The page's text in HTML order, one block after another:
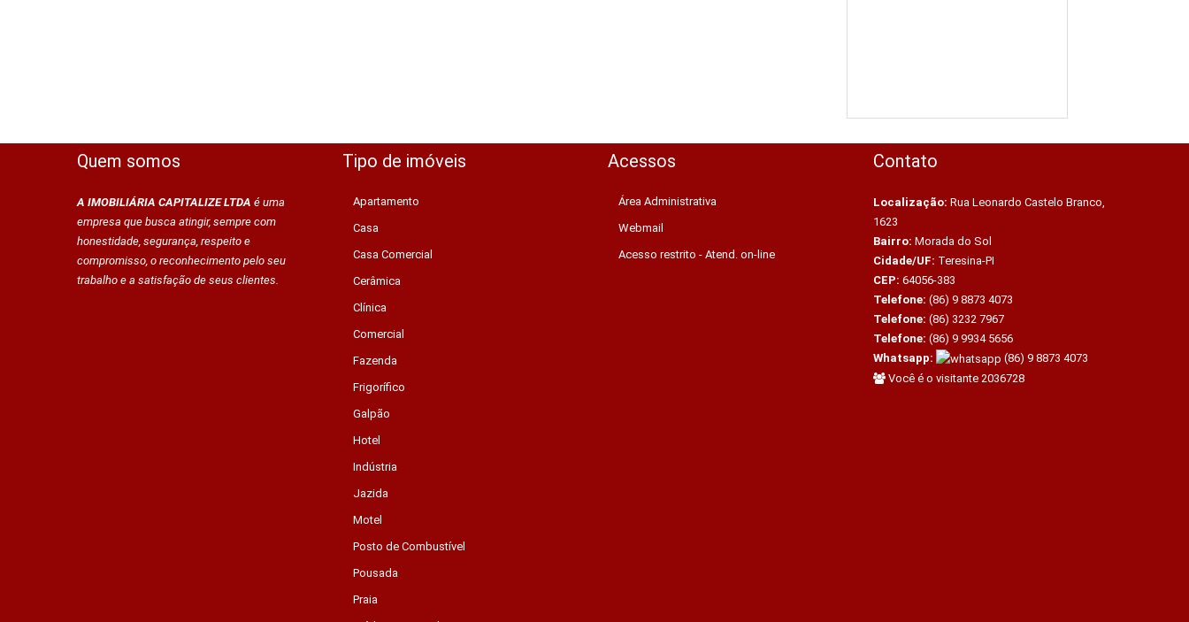
Quem somos
A IMOBILIÁRIA CAPITALIZE LTDA é uma
empresa que busca atingir, sempre com
honestidade, segurança, respeito e
compromisso, o reconhecimento pelo seu
trabalho e a satisfação de seus clientes.
Tipo de imóveis
Apartamento
Casa
Casa Comercial
Cerâmica
Clínica
Comercial
Fazenda
Frigorífico
Galpão
Hotel
Indústria
Jazida
Motel
Posto de Combustível
Pousada
Praia
Acessos
Área Administrativa
Webmail
Acesso restrito - Atend. on-line
Contato
Localização: Rua Leonardo Castelo Branco,
1623
Bairro: Morada do Sol
Cidade/UF: Teresina-PI
CEP: 64056-383
Telefone: (86) 9 8873 4073
Telefone: (86) 3232 7967
Telefone: (86) 9 9934 5656
Whatsapp:
(86) 9 8873 4073
Você é o visitante 2036728